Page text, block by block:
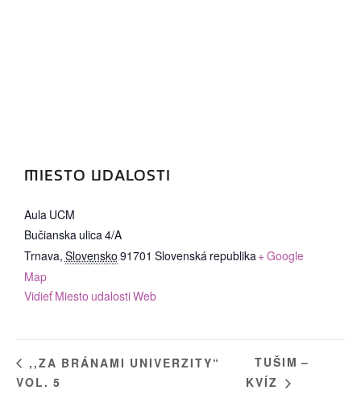
MIESTO UDALOSTI
Aula UCM
Bučianska ulica 4/A
Trnava, Slovensko 91701 Slovenská republika + Google
Map
Vidieť Miesto udalosti Web
,,ZA BRÁNAMI UNIVERZITY“
VOL. 5
TUŠIM –
KVÍZ